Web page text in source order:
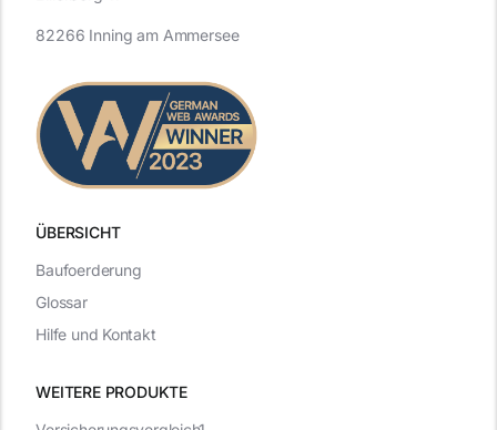
ÜBERSICHT
WEITERE PRODUKTE
82266 Inning am Ammersee
Baufoerderung
Glossar
Hilfe und Kontakt